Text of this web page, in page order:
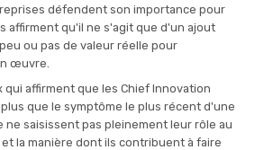
défendent son importance pour
affirment qu'il ne s'agit que d'un ajout
ou pas de valeur réelle pour
œuvre.
qui affirment que les Chief Innovation
que le symptôme le plus récent d'une
ne saisissent pas pleinement leur rôle au
la manière dont ils contribuent à faire